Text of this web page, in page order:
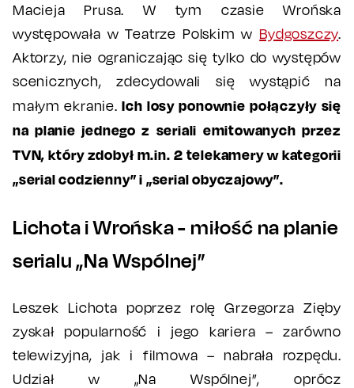
Macieja Prusa. W tym czasie Wrońska
występowała w Teatrze Polskim w Bydgoszczy.
Aktorzy, nie ograniczając się tylko do występów
scenicznych, zdecydowali się wystąpić na
małym ekranie.Ich losy ponownie połączyły się
na planie jednego z seriali emitowanych przez
TVN, który zdobył m.in. 2 telekamery w kategorii
„serial codzienny” i „serial obyczajowy”.
Lichota i Wrońska - miłość na planie
serialu „Na Wspólnej”
Leszek Lichota poprzez rolę Grzegorza Zięby
zyskał popularność i jego kariera – zarówno
telewizyjna, jak i filmowa – nabrała rozpędu.
Udział w „Na Wspólnej”, oprócz